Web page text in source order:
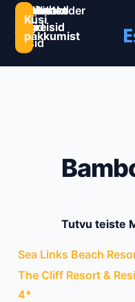
Sihtkohad
reisid
Estlive
ringreisid
Goa
reisid
Premio
ringreisid
Reisikalender
Järelmaks
Kontaktid
Küsi
pakkumist
Tutvu teiste
Sea Links Beach
The Cliff Resort &
4*